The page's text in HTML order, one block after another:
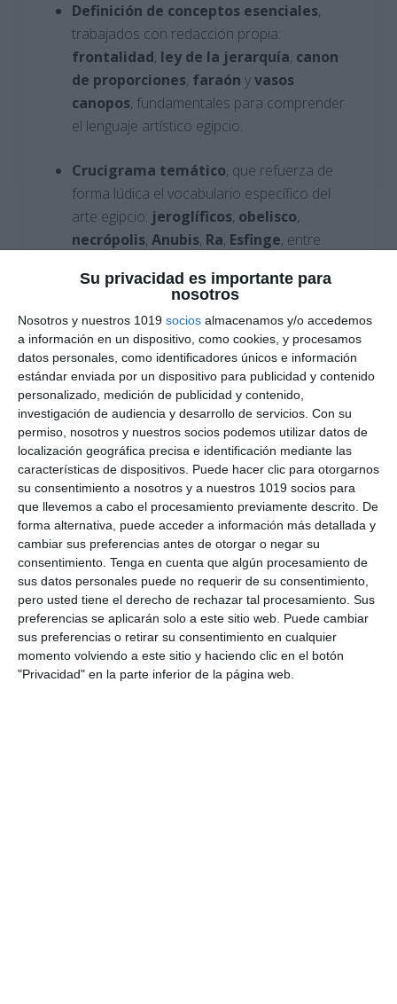
Su privacidad es importante para
nosotros
Nosotros y nuestros 1019 socios almacenamos y/o accedemos
a información en un dispositivo, como cookies, y procesamos
datos personales, como identificadores únicos e información
estándar enviada por un dispositivo para publicidad y contenido
personalizado, medición de publicidad y contenido,
investigación de audiencia y desarrollo de servicios. Con su
permiso, nosotros y nuestros socios podemos utilizar datos de
localización geográfica precisa e identificación mediante las
características de dispositivos. Puede hacer clic para otorgarnos
su consentimiento a nosotros y a nuestros 1019 socios para
que llevemos a cabo el procesamiento previamente descrito. De
forma alternativa, puede acceder a información más detallada y
cambiar sus preferencias antes de otorgar o negar su
consentimiento. Tenga en cuenta que algún procesamiento de
sus datos personales puede no requerir de su consentimiento,
pero usted tiene el derecho de rechazar tal procesamiento. Sus
preferencias se aplicarán solo a este sitio web. Puede cambiar
sus preferencias o retirar su consentimiento en cualquier
momento volviendo a este sitio y haciendo clic en el botón
"Privacidad" en la parte inferior de la página web.
Definición de conceptos esenciales,
trabajados con redacción propia:
frontalidad, ley de la jerarquía, canon
de proporciones, faraón yvasos
canopos, fundamentales para comprender
el lenguaje artístico egipcio.
Crucigrama temático, que refuerza de
forma lúdica el vocabulario específico del
arte egipcio: jeroglíficos, obelisco,
necrópolis, Anubis, Ra, Esfinge, entre
corrección de afirmaciones erróneas, que
permiten afianzar ideas clave como la
funciónfuneraria, laausencia de
perspectiva , la frontalidado la
estabilidad formaldel arte egipcio.
Texto con huecos, centrado en la relación
entre arte,religión, vida eterna,
jerarquía socialy normas de
representación, reforzando la comprensión
global del periodo.
Análisis de imágenes, tanto de pintura
mural como de escultura, con preguntas
guiadas sobre tipo de obra, personajes
representados, función religiosa o funeraria